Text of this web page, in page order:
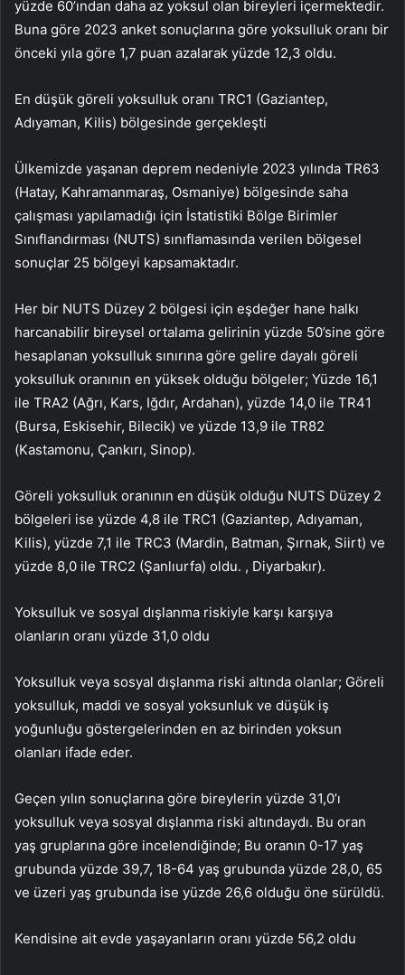
yüzde 60’ından daha az yoksul olan bireyleri içermektedir.
Buna göre 2023 anket sonuçlarına göre yoksulluk oranı bir
önceki yıla göre 1,7 puan azalarak yüzde 12,3 oldu.
En düşük göreli yoksulluk oranı TRC1 (Gaziantep,
Adıyaman, Kilis) bölgesinde gerçekleşti
Ülkemizde yaşanan deprem nedeniyle 2023 yılında TR63
(Hatay, Kahramanmaraş, Osmaniye) bölgesinde saha
çalışması yapılamadığı için İstatistiki Bölge Birimler
Sınıflandırması (NUTS) sınıflamasında verilen bölgesel
sonuçlar 25 bölgeyi kapsamaktadır.
Her bir NUTS Düzey 2 bölgesi için eşdeğer hane halkı
harcanabilir bireysel ortalama gelirinin yüzde 50’sine göre
hesaplanan yoksulluk sınırına göre gelire dayalı göreli
yoksulluk oranının en yüksek olduğu bölgeler; Yüzde 16,1
ile TRA2 (Ağrı, Kars, Iğdır, Ardahan), yüzde 14,0 ile TR41
(Bursa, Eskisehir, Bilecik) ve yüzde 13,9 ile TR82
(Kastamonu, Çankırı, Sinop).
Göreli yoksulluk oranının en düşük olduğu NUTS Düzey 2
bölgeleri ise yüzde 4,8 ile TRC1 (Gaziantep, Adıyaman,
Kilis), yüzde 7,1 ile TRC3 (Mardin, Batman, Şırnak, Siirt) ve
yüzde 8,0 ile TRC2 (Şanlıurfa) oldu. , Diyarbakır).
Yoksulluk ve sosyal dışlanma riskiyle karşı karşıya
olanların oranı yüzde 31,0 oldu
Yoksulluk veya sosyal dışlanma riski altında olanlar; Göreli
yoksulluk, maddi ve sosyal yoksunluk ve düşük iş
yoğunluğu göstergelerinden en az birinden yoksun
olanları ifade eder.
Geçen yılın sonuçlarına göre bireylerin yüzde 31,0’ı
yoksulluk veya sosyal dışlanma riski altındaydı. Bu oran
yaş gruplarına göre incelendiğinde; Bu oranın 0-17 yaş
grubunda yüzde 39,7, 18-64 yaş grubunda yüzde 28,0, 65
ve üzeri yaş grubunda ise yüzde 26,6 olduğu öne sürüldü.
Kendisine ait evde yaşayanların oranı yüzde 56,2 oldu